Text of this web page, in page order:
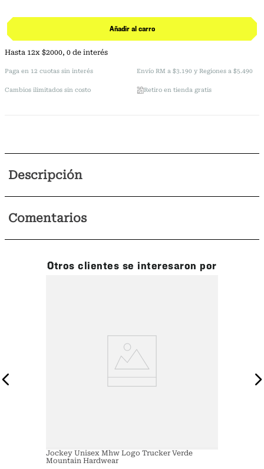
Añadir al carro
Hasta 12x $2000, 0 de interés
Paga en 12 cuotas sin interés Envío RM a $3.190 y Regiones a $5.490
Cambios ilimitados sin costo Retiro en tienda gratis
Descripción
Comentarios
Otros clientes se interesaron por
Jockey Unisex Mhw Logo Trucker Verde
Mountain Hardwear